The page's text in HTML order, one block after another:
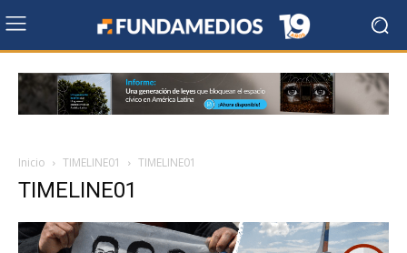
Inicio TIMELINE01 TIMELINE01
TIMELINE01